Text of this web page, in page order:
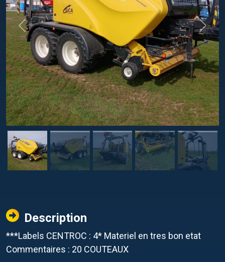
Previous Next
Description
***Labels CENTROC : 4* Materiel en tres bon etat
Commentaires : 20 COUTEAUX